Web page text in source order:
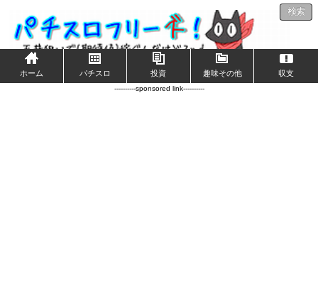
検索
ホーム パチスロ 投資 趣味その他 収支
----------sponsored link----------